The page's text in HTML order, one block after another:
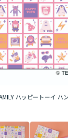
ジ＆ユニフォーム
界行ったら本気
はございますが
ハッピートーイ ハ